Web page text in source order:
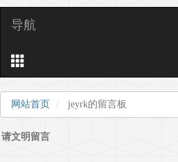
导航
网站首页 jeyrk的留言板
请文明留言